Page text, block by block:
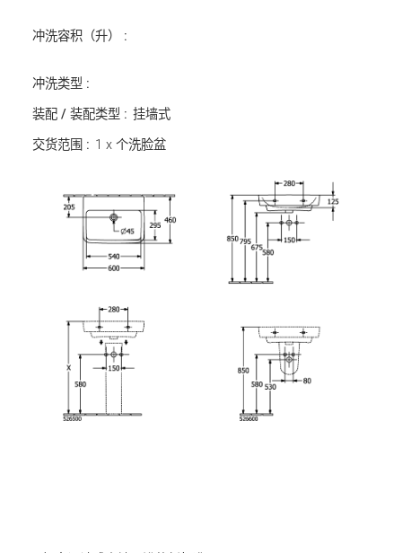
冲洗容积（升） :
冲洗类型 :
装配 / 装配类型 : 挂墙式
交货范围 : 1 x 个洗脸盆